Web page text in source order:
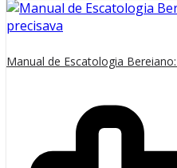
Manual de Escatologia